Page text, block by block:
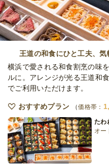
ケー
フレ
ケー
オー
王道の和食にひと工夫、
横浜で愛される和食割烹の味
ルに。アレンジが光る王道和
でご利用いただけます。
おすすめプラン 価格帯：
たわ
オー